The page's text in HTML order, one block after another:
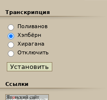
Транскрипция
Поливанов
Хэпбёрн
Хирагана
Отключить
Ссылки